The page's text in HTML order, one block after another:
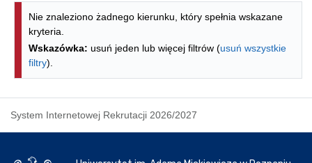
Nie znaleziono żadnego kierunku, który spełnia wskazane
kryteria.
Wskazówka: usuń jeden lub więcej filtrów (usuń wszystkie
filtry).
System Internetowej Rekrutacji 2026/2027